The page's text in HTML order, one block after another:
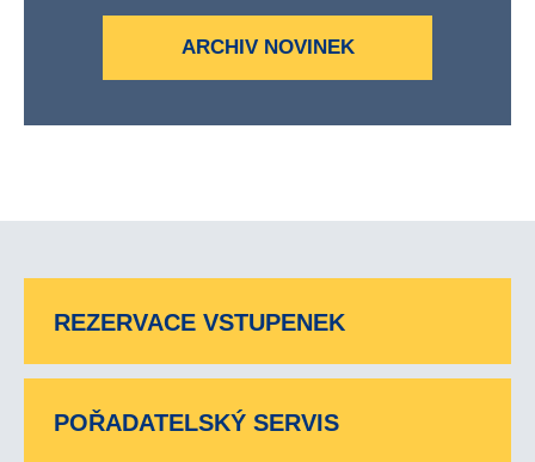
ARCHIV NOVINEK
REZERVACE VSTUPENEK
POŘADATELSKÝ SERVIS